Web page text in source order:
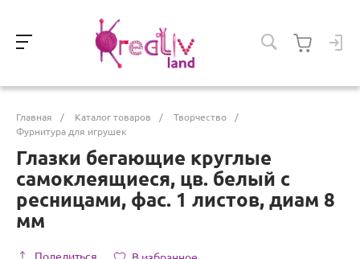
Главная / Каталог товаров / Творчество
/
Фурнитура для игрушек
Глазки бегающие круглые
самоклеящиеся, цв. белый с
ресницами, фас. 1 листов, диам 8
мм